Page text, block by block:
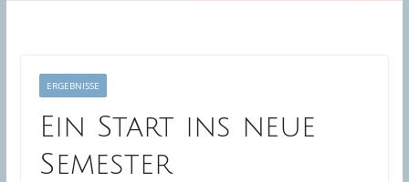
ERGEBNISSE
Ein Start ins neue
Semester